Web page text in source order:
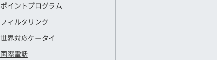
ポイントプログラム
フィルタリング
世界対応ケータイ
国際電話